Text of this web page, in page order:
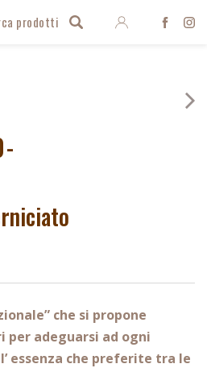
prodotti Entra
che si propone
per adeguarsi ad ogni
essenza che preferite tra le